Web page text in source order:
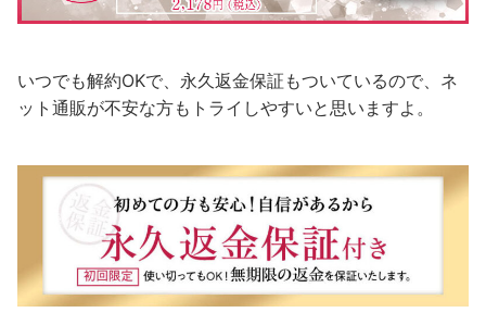
いつでも解約OKで、永久返金保証もついているので、ネ
ット通販が不安な方もトライしやすいと思いますよ。